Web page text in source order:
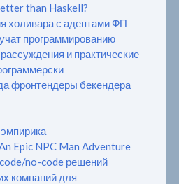
than Haskell?
холивара с адептами ФП
программированию
и практические
фронтендеры бекендера
Epic NPC Man Adventure
no-code решений
компаний для